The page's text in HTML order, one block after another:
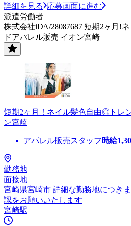
詳細を見る
応募画面に進む
派遣労働者
株式会社iDA/28087687 短期2ヶ月!
ドアパレル販売 イオン宮崎
短期2ヶ月！ネイル髪色自由◎トレ
ン宮崎
アパレル販売スタッフ 時給
勤務地
面接地
宮崎県宮崎市 詳細な勤務地につき
認をお願いいたします
宮崎駅